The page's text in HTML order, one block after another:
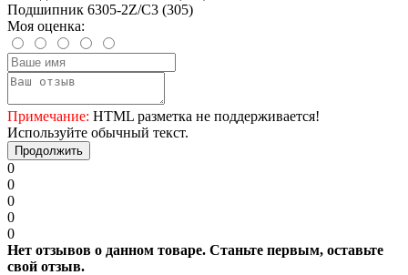
Подшипник 6305-2Z/C3 (305)
Моя оценка:
Примечание: HTML разметка не поддерживается!
Используйте обычный текст.
Продолжить
0
0
0
0
0
Нет отзывов о данном товаре. Станьте первым, оставьте
свой отзыв.